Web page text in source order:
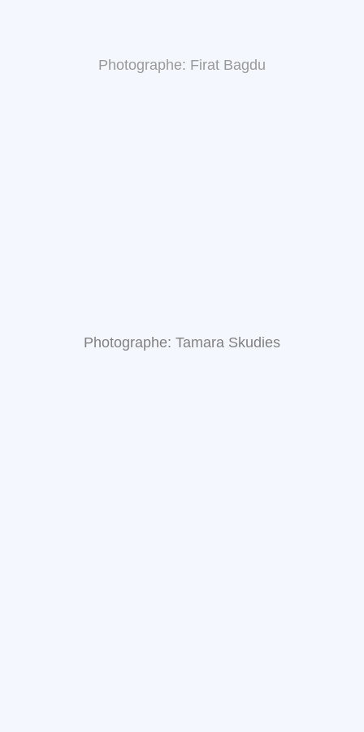
Photographe: Firat Bagdu
Photographe: Tamara Skudies